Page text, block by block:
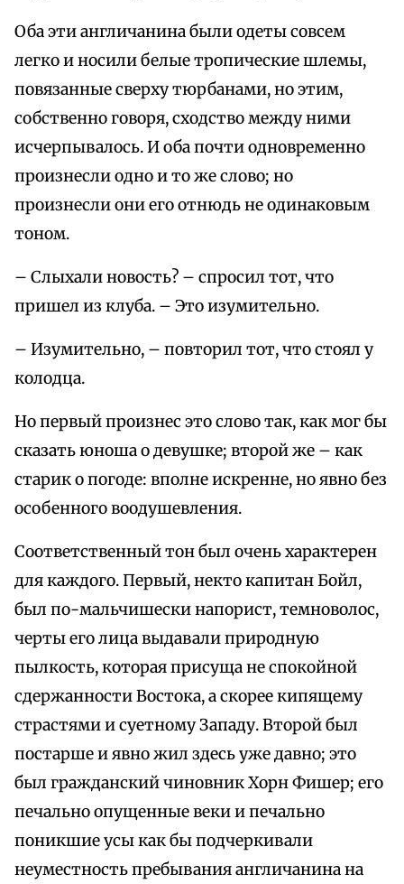
Оба эти англичанина были одеты совсем
легко и носили белые тропические шлемы,
повязанные сверху тюрбанами, но этим,
собственно говоря, сходство между ними
исчерпывалось. И оба почти одновременно
произнесли одно и то же слово; но
произнесли они его отнюдь не одинаковым
тоном.
– Слыхали новость? – спросил тот, что
пришел из клуба. – Это изумительно.
– Изумительно, – повторил тот, что стоял у
колодца.
Но первый произнес это слово так, как мог бы
сказать юноша о девушке; второй же – как
старик о погоде: вполне искренне, но явно без
особенного воодушевления.
Соответственный тон был очень характерен
для каждого. Первый, некто капитан Бойл,
был по-мальчишески напорист, темноволос,
черты его лица выдавали природную
пылкость, которая присуща не спокойной
сдержанности Востока, а скорее кипящему
страстями и суетному Западу. Второй был
постарше и явно жил здесь уже давно; это
был гражданский чиновник Хорн Фишер; его
печально опущенные веки и печально
поникшие усы как бы подчеркивали
неуместность пребывания англичанина на